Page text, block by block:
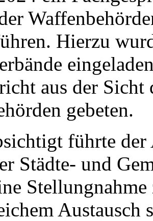
Hierzu
aus der
gebeten.
führte der
Städte- und
Austausch